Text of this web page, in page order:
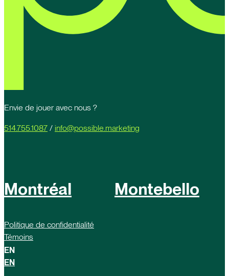
Envie de jouer avec nous ?
514.755.1087 / info@possible.marketing
Montréal Montebello
Politique de confidentialité
Témoins
EN
EN